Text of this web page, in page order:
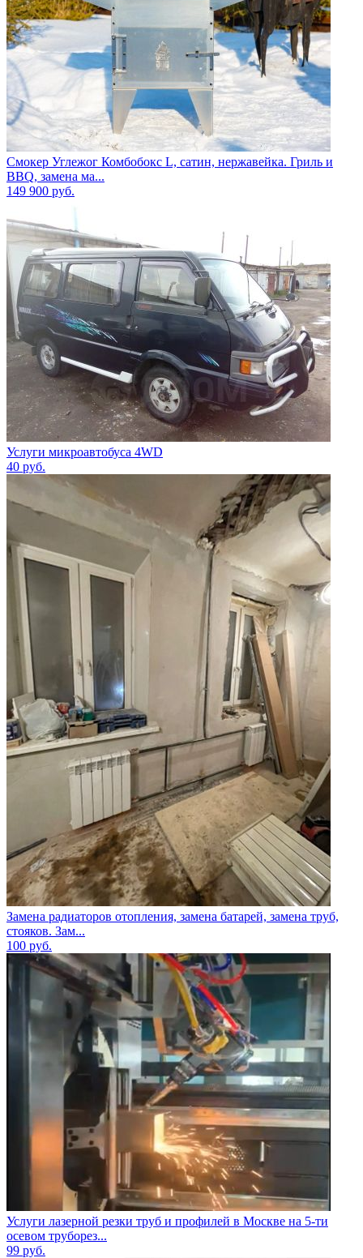
Смокер Углежог Комбобокс L, сатин, нержавейка. Гриль и
BBQ, замена ма...
149 900 руб.
Услуги микроавтобуса 4WD
40 руб.
Замена радиаторов отопления, замена батарей, замена труб,
стояков. Зам...
100 руб.
Услуги лазерной резки труб и профилей в Москве на 5-ти
осевом труборез...
99 руб.